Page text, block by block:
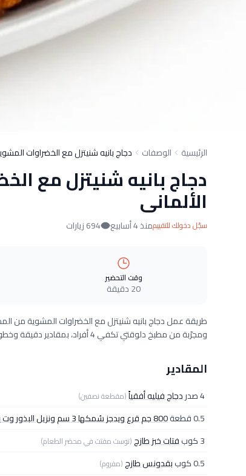
الرئيسية الوصفات دجاج بانيه شنيتزل مع الخضراوات
دجاج بانيه شنيتزل مع
الألمانى
سجّل دخولك للتقييممنذ 4 أسابيع 694 زيارات
وقت التحضير
20 دقيقة
ومجرّبة من مطبخ دلوقتي تكفي 4 أفراد، بمقادير دقيقة وخطوات واضحة.
المقادير
4 صدر دجاج فيليه أفقياً(مقطعة نصفين)
0.5 قطعة 800 جم قرع ويدجز سُمكها 3 سم ونزيل البذور وت ين بالعرض
3 كوب فتات خبز طازج(توست مفتت في محضر الطعام)
0.5 كوب بقدونس طازج(مفروم)